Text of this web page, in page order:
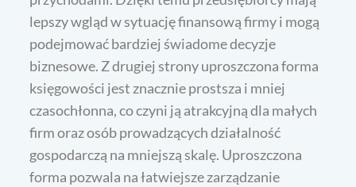
lepszy wgląd w sytuację finansową firmy i mogą
podejmować bardziej świadome decyzje
biznesowe. Z drugiej strony uproszczona forma
księgowości jest znacznie prostsza i mniej
czasochłonna, co czyni ją atrakcyjną dla małych
firm oraz osób prowadzących działalność
gospodarczą na mniejszą skalę. Uproszczona
forma pozwala na łatwiejsze zarządzanie